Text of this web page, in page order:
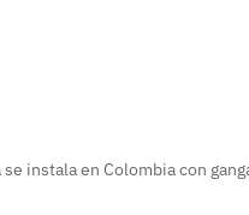
instala en Colombia con